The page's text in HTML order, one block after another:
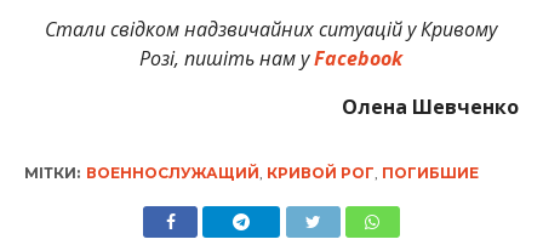
Стали свідком надзвичайних ситуацій у Кривому
Розі, пишіть нам уFacebook
Олена Шевченко
МІТКИ: ВОЕННОСЛУЖАЩИЙ КРИВОЙ РОГ ПОГИБШИЕ